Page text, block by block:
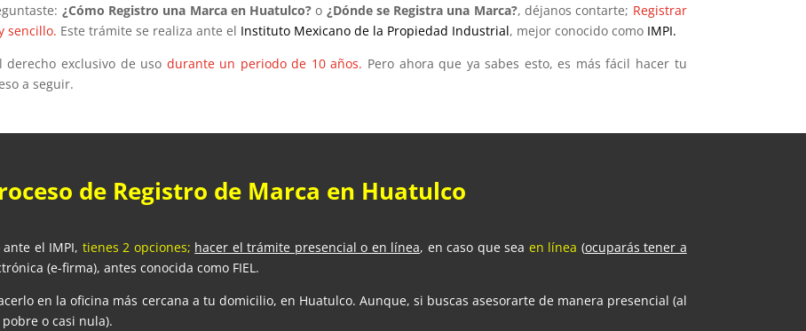
¿Cómo Registro una Marca en Huatulco? o ¿Dónde se Registra una Marca?, déjanos contarte; Registrar
sencillo. Este trámite se realiza ante el Instituto Mexicano de la Propiedad Industrial, mejor conocido como IMPI.
derecho exclusivo de uso durante un periodo de 10 años. Pero ahora que ya sabes esto, es más fácil hacer tu
a seguir.
de Registro de Marca en Huatulco
el IMPI, tienes 2 opciones; hacer el trámite presencial o en línea, en caso que sea en línea (ocuparás tener a
(e-firma), antes conocida como FIEL.
en la oficina más cercana a tu domicilio, en Huatulco. Aunque, si buscas asesorarte de manera presencial (al
o casi nula).